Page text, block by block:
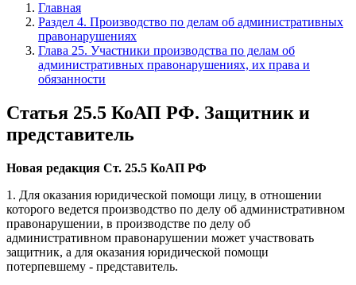
Главная
Раздел 4. Производство по делам об административных
правонарушениях
Глава 25. Участники производства по делам об
административных правонарушениях, их права и
обязанности
Статья 25.5 КоАП РФ. Защитник и
представитель
Новая редакция Ст. 25.5 КоАП РФ
1. Для оказания юридической помощи лицу, в отношении
которого ведется производство по делу об административном
правонарушении, в производстве по делу об
административном правонарушении может участвовать
защитник, а для оказания юридической помощи
потерпевшему - представитель.